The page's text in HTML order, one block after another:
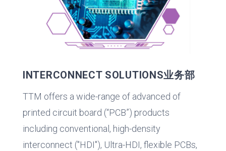
INTERCONNECT SOLUTIONS业务部
TTM offers a wide-range of advanced of
printed circuit board (“PCB”) products
including conventional, high-density
interconnect ("HDI"), Ultra-HDI, flexible PCBs,